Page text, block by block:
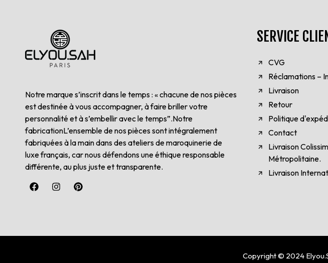
Notre marque s’inscrit dans le temps : « chacune de nos pièces
est destinée à vous accompagner, à faire briller votre
personnalité et à s’embellir avec le temps”.Notre
fabricationL’ensemble de nos pièces sont intégralement
fabriquées à la main dans des ateliers de maroquinerie de
luxe français, car nous défendons une éthique responsable
différente, au plus juste et transparente.
SERVICE
CVG
Réclamations –
Livraison
Retour
Politique
Contact
Livraison
Métropolitaine.
Livraison
Copyright © 2024